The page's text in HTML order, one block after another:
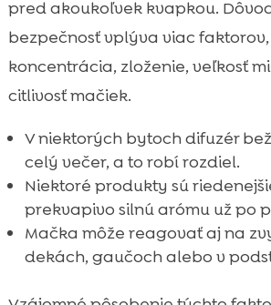
pred akoukoľvek kvapkou.
bezpečnosť vplýva viac
koncentrácia, zloženie, veľkosť
citlivosť mačiek.
V niektorých bytoch difuzér
celý večer, a to robí rozdiel.
Niektoré produkty sú
prekvapivo silnú arómu už po
Mačka môže reagovať aj na
dekách, gaučoch alebo v